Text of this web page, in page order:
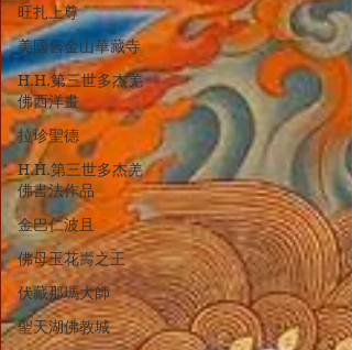
旺扎上尊
美國舊金山華藏寺
H.H.第三世多杰羌
佛西洋畫
拉珍聖德
H.H.第三世多杰羌
佛書法作品
金巴仁波且
佛母玉花壽之王
伏藏那瑪大師
聖天湖佛教城